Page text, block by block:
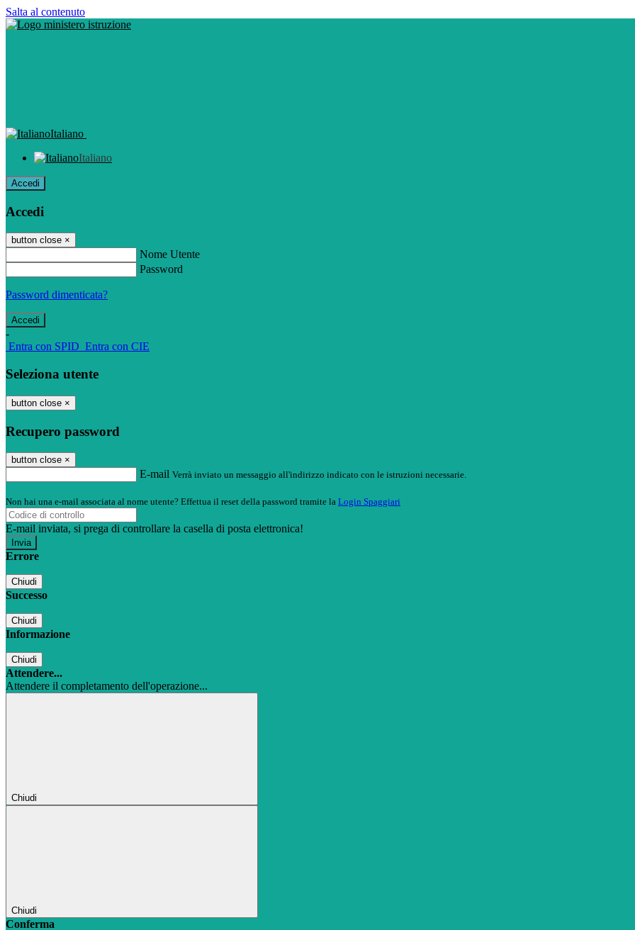
Salta al contenuto
Italiano
Italiano
Accedi
Accedi
button close ×
Nome Utente
Password
Password dimenticata?
-
Entra con SPID Entra con CIE
Seleziona utente
button close ×
Recupero password
button close ×
E-mail Verrà inviato un messaggio all'indirizzo indicato con le istruzioni necessarie.
Non hai una e-mail associata al nome utente? Effettua il reset della password tramite la Login Spaggiari
E-mail inviata, si prega di controllare la casella di posta elettronica!
Errore
Chiudi
Successo
Chiudi
Informazione
Chiudi
Attendere...
Attendere il completamento dell'operazione...
Chiudi
Chiudi
Conferma